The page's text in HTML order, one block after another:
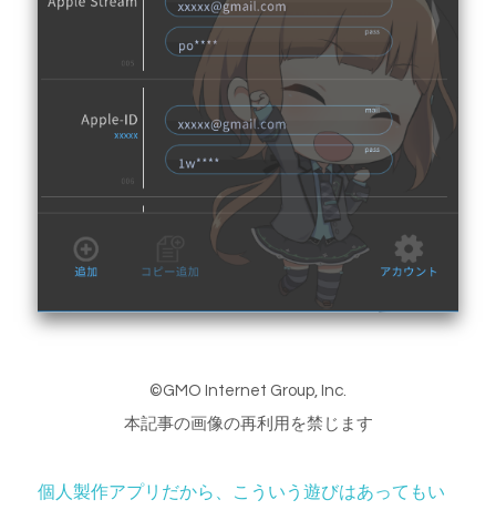
©GMO Internet Group, Inc.
本記事の画像の再利用を禁じます
個人製作アプリだから、こういう遊びはあってもい